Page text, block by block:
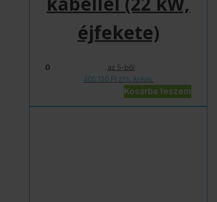
éjfekete)
0
az 5-ből
405 130 Ft 27% ÁFÁVAL
Kosárba teszem